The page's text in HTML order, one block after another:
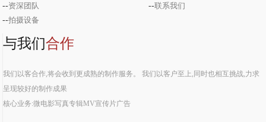
--资深团队
--拍摄设备
--联系我们
与我们合作
我们以客合作,将会收到更成熟的制作服务。 我们以客户至上,同时也相互挑战,力求
呈现较好的制作成果
核心业务:微电影写真专辑MV宣传片广告